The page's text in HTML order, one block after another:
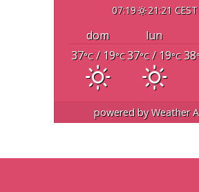
07:19 21:21 CEST
dom lun
37°C/ 19°C37°C/ 19°C 38
powered byWeather